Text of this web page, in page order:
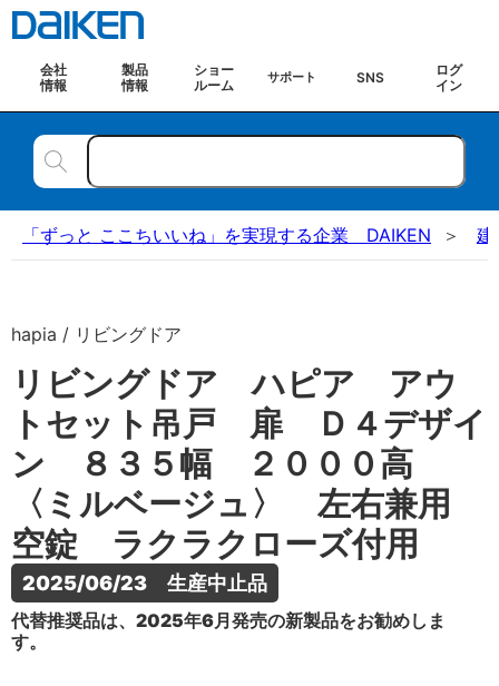
会社
情報
製品
情報
ショー
ルーム
サポート SNS
ログ
イン
「ずっと ここちいいね」を実現する企業 DAIKEN 建
hapia / リビングドア
リビングドア ハピア アウ
トセット吊戸 扉 Ｄ４デザイ
ン ８３５幅 ２０００高
〈ミルベージュ〉 左右兼用
空錠 ラクラクローズ付用
2025/06/23　生産中止品
代替推奨品は、2025年6月発売の新製品をお勧めしま
す。